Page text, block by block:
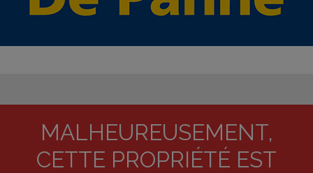
MALHEUREUSEMENT,
CETTE PROPRIÉTÉ EST